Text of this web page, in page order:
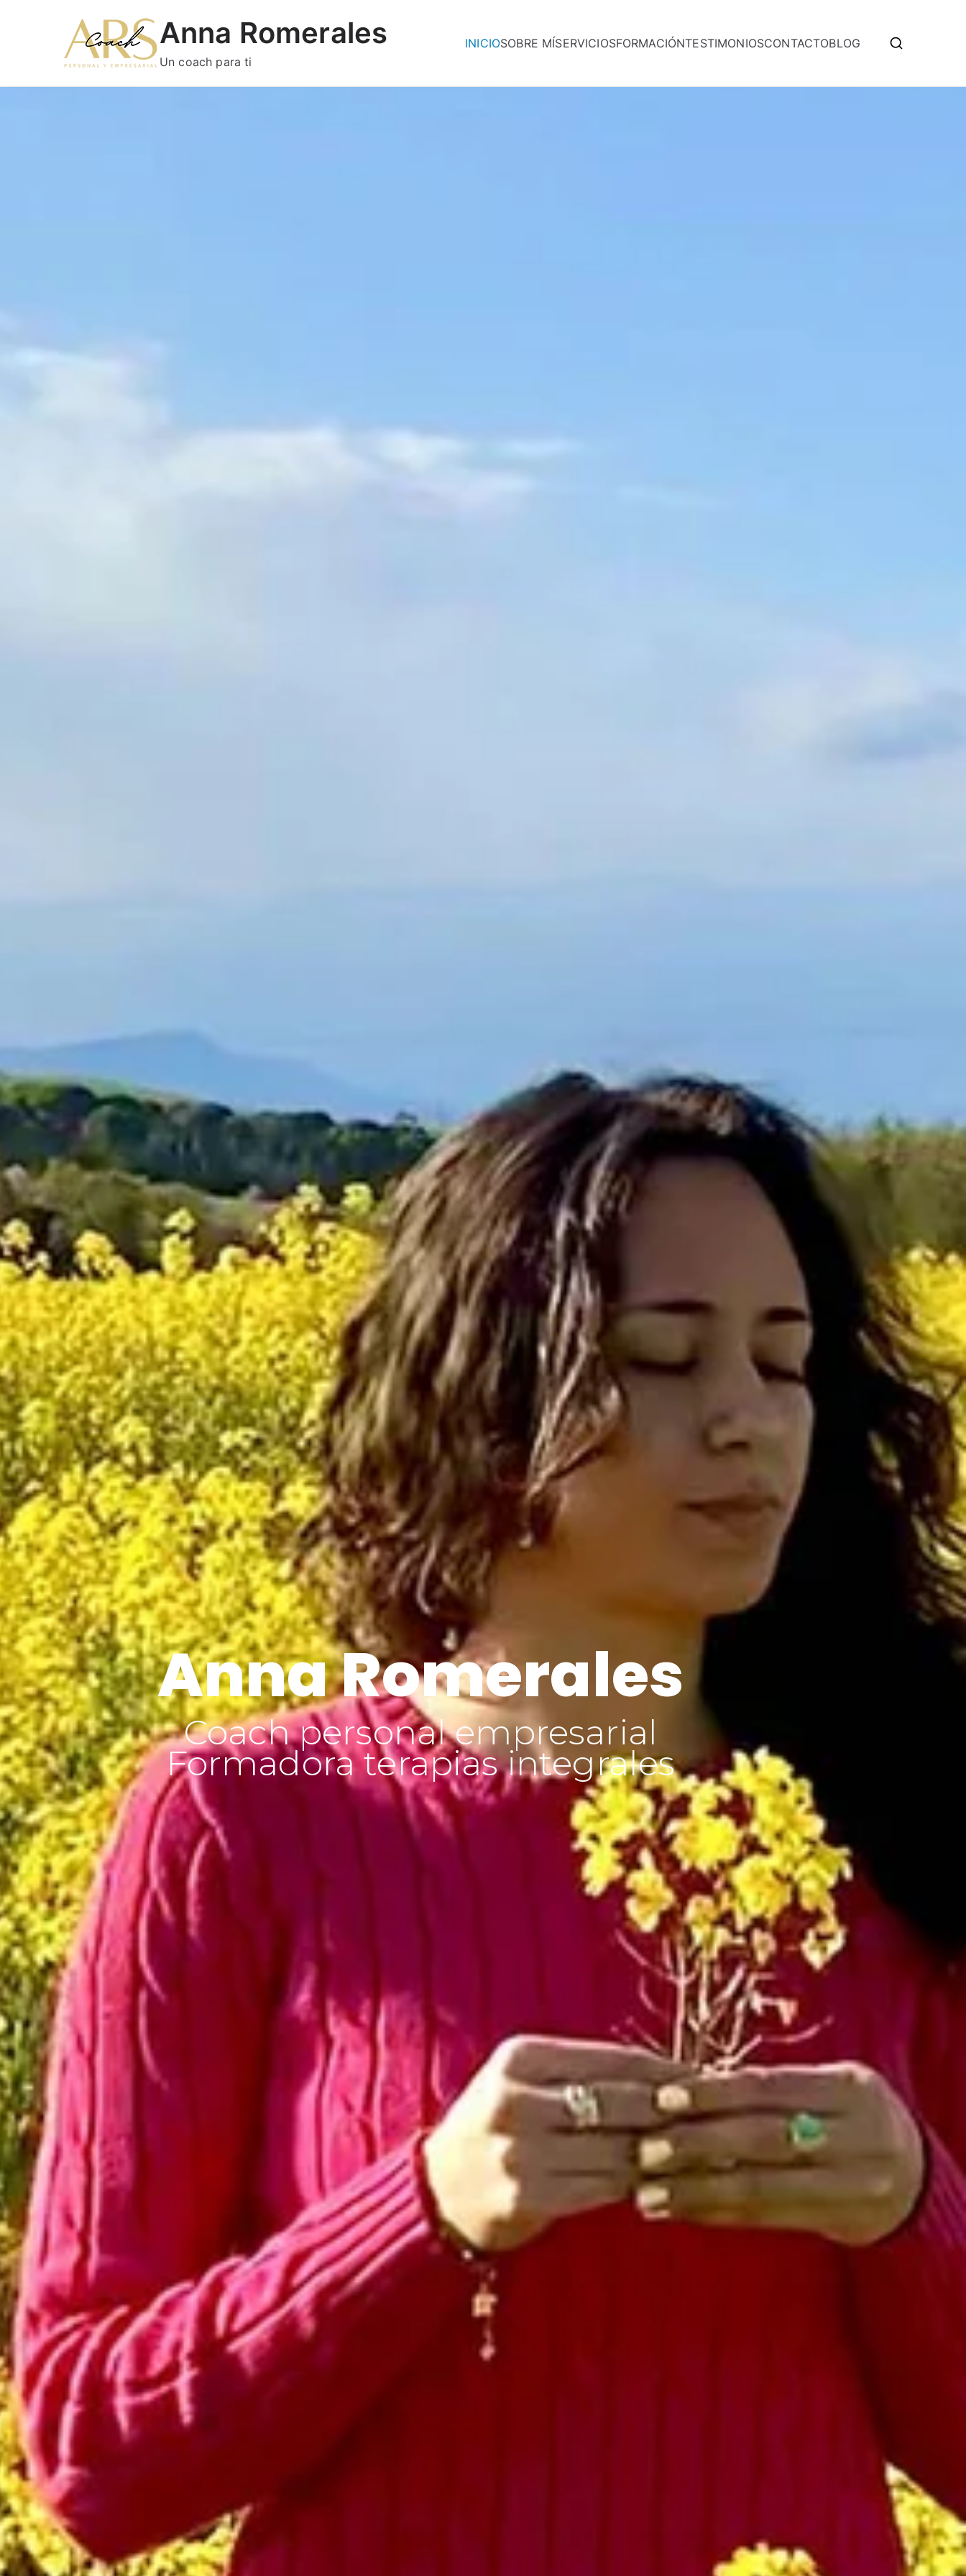
Anna Romerales
Un coach para ti
INICIOSOBRE MÍSERVICIOSFORMACIÓNTESTIMONIOSCONTACTOBLOG
Anna Romerales
Coach personal empresarial
Formadora terapias integrales